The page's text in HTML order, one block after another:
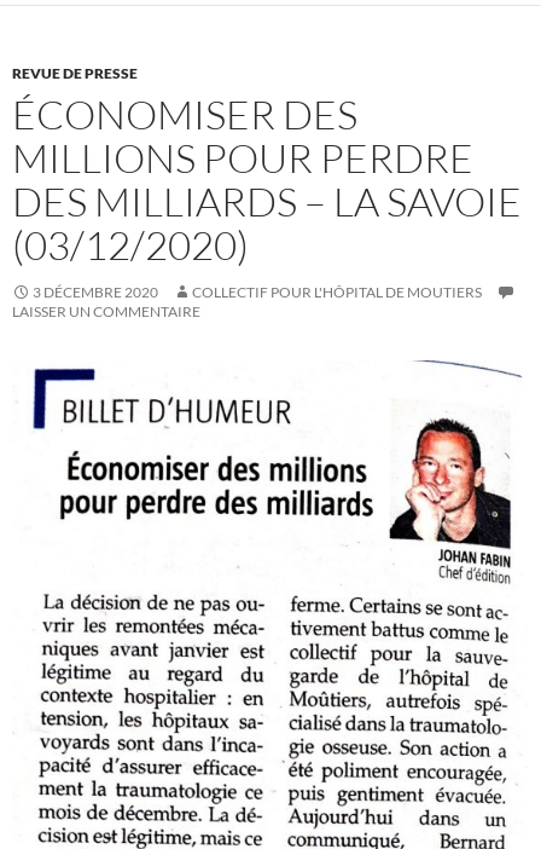
REVUE DE PRESSE
ÉCONOMISER DES
MILLIONS POUR PERDRE
DES MILLIARDS – LA SAVOIE
(03/12/2020)
3 DÉCEMBRE 2020
COLLECTIF POUR L'HÔPITAL DE MOUTIERS
LAISSER UN COMMENTAIRE